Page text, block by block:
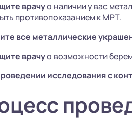
врачуо наличии у вас
противопоказанием к МРТ.
все металлические
врачуо возможности
исследования с